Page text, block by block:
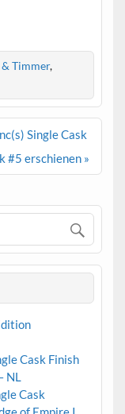
& Timmer,
Single Cask
#5 erschienen »
Cask Finish
NL
Cask